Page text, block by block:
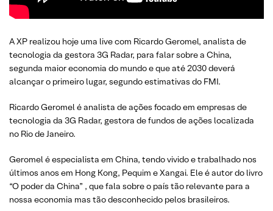
A XP realizou hoje uma live com Ricardo Geromel, analista de
tecnologia da gestora 3G Radar, para falar sobre a China,
segunda maior economia do mundo e que até 2030 deverá
alcançar o primeiro lugar, segundo estimativas do FMI.
Ricardo Geromel é analista de ações focado em empresas de
tecnologia da 3G Radar, gestora de fundos de ações localizada
no Rio de Janeiro.
Geromel é especialista em China, tendo vivido e trabalhado nos
últimos anos em Hong Kong, Pequim e Xangai. Ele é autor do livro
“O poder da China” , que fala sobre o país tão relevante para a
nossa economia mas tão desconhecido pelos brasileiros.